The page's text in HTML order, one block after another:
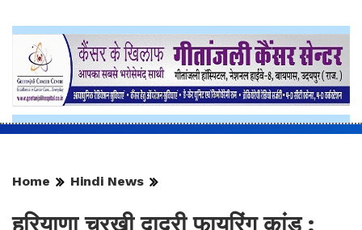
Home Hindi News
हरियाणा चरखी दादरी फायरिंग कांड :